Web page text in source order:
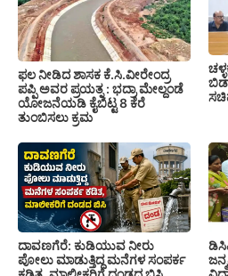
ಫಲ ನೀಡಿದ ಶಾಸಕ ಕೆ.ಸಿ.ವೀರೇಂದ್ರ
ಪಪ್ಪಿ ಅವರ ಪ್ರಯತ್ನ : ಭದ್ರಾ ಮೇಲ್ದಂಡೆ
ಯೋಜನೆಯಡಿ ಕೈಬಿಟ್ಟ 8 ಕೆರೆ
ತುಂಬಿಸಲು ಕ್ರಮ
ದಾವಣಗೆರೆ: ಕುಡಿಯುವ ನೀರು
ಪೋಲು ಮಾಡುತ್ತಿದ್ದ ಮನೆಗಳ ಸಂಪರ್ಕ